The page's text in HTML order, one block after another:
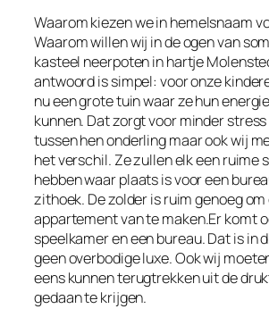
Waarom kiezen we in hemelsnaam
Waarom willen wij in de ogen van
kasteel neerpoten in hartje
antwoord is simpel: voor onze
nu een grote tuin waar ze hun
kunnen. Dat zorgt voor minder
tussen hen onderling maar ook wij
het verschil. Ze zullen elk een ruime
hebben waar plaats is voor een
zithoek. De zolder is ruim genoeg
appartement van te maken.Er komt
speelkamer en een bureau. Dat is in
geen overbodige luxe. Ook wij
eens kunnen terugtrekken uit de
gedaan te krijgen.